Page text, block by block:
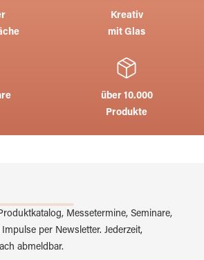
Kreativ
mit Glas
über 10.000
Produkte
Messetermine, Seminare,
per Newsletter. Jederzeit,
abmeldbar.